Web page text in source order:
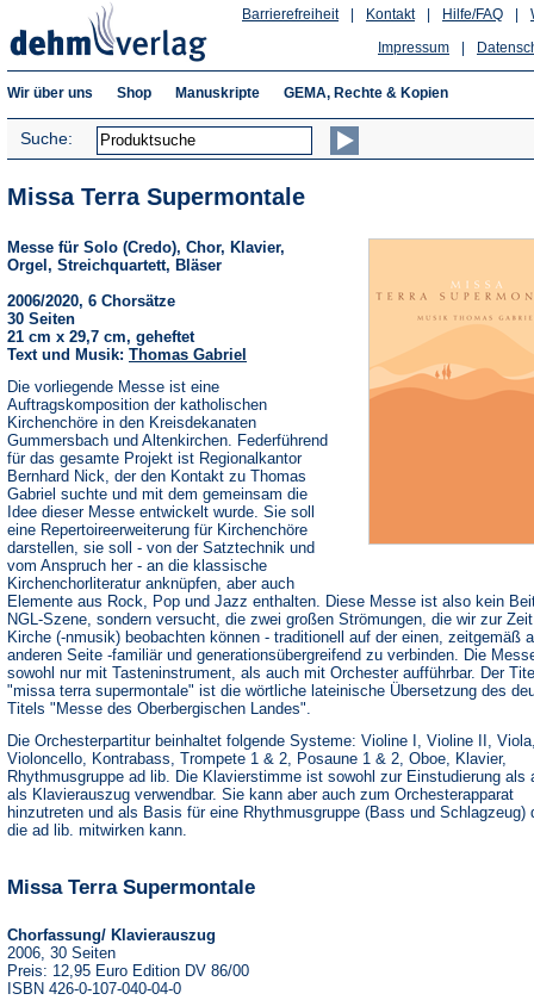
Hilfe/FAQ
Kontakt
Barrierefreiheit
Impressum
Wir über uns Shop Manuskripte GEMA, Rechte & Kopien
Suche:
Missa Terra Supermontale
Messe für Solo (Credo), Chor, Klavier,
Orgel, Streichquartett, Bläser
2006/2020, 6 Chorsätze
30 Seiten
21 cm x 29,7 cm, geheftet
Text und Musik: Thomas Gabriel
Die vorliegende Messe ist eine
Auftragskomposition der katholischen
Kirchenchöre in den Kreisdekanaten
Gummersbach und Altenkirchen. Federführend
für das gesamte Projekt ist Regionalkantor
Bernhard Nick, der den Kontakt zu Thomas
Gabriel suchte und mit dem gemeinsam die
Idee dieser Messe entwickelt wurde. Sie soll
eine Repertoireerweiterung für Kirchenchöre
darstellen, sie soll - von der Satztechnik und
vom Anspruch her - an die klassische
Kirchenchorliteratur anknüpfen, aber auch
Elemente aus Rock, Pop und Jazz enthalten. Diese Messe ist also kein
NGL-Szene, sondern versucht, die zwei großen Strömungen, die wir zur
Kirche (-nmusik) beobachten können - traditionell auf der einen, zeitgemäß
anderen Seite -familiär und generationsübergreifend zu verbinden. Die
sowohl nur mit Tasteninstrument, als auch mit Orchester aufführbar. Der
"missa terra supermontale" ist die wörtliche lateinische Übersetzung des
Titels "Messe des Oberbergischen Landes".
Die Orchesterpartitur beinhaltet folgende Systeme: Violine I, Violine II,
Violoncello, Kontrabass, Trompete 1 & 2, Posaune 1 & 2, Oboe, Klavier,
Rhythmusgruppe ad lib. Die Klavierstimme ist sowohl zur Einstudierung als
als Klavierauszug verwendbar. Sie kann aber auch zum Orchesterapparat
hinzutreten und als Basis für eine Rhythmusgruppe (Bass und Schlagzeug)
die ad lib. mitwirken kann.
Missa Terra Supermontale
Chorfassung/ Klavierauszug
2006, 30 Seiten
Preis: 12,95 Euro Edition DV 86/00
ISBN 426-0-107-040-04-0